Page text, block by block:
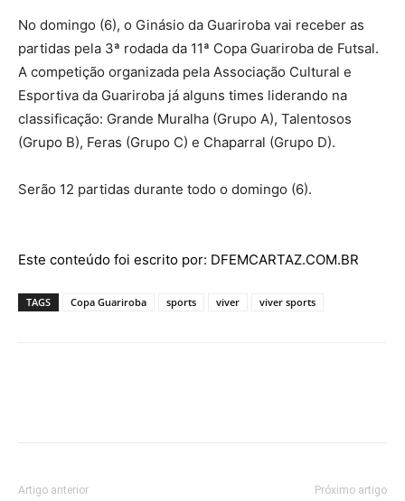
No domingo (6), o Ginásio da Guariroba vai receber as
partidas pela 3ª rodada da 11ª Copa Guariroba de Futsal.
A competição organizada pela Associação Cultural e
Esportiva da Guariroba já alguns times liderando na
classificação: Grande Muralha (Grupo A), Talentosos
(Grupo B), Feras (Grupo C) e Chaparral (Grupo D).
Serão 12 partidas durante todo o domingo (6).
Este conteúdo foi escrito por: DFEMCARTAZ.COM.BR
TAGS Copa Guariroba sports viver viver sports
Artigo anterior Próximo artigo